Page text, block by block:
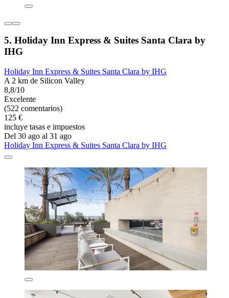
5. Holiday Inn Express & Suites Santa Clara by
IHG
Holiday Inn Express & Suites Santa Clara by IHG
A 2 km de Silicon Valley
8,8/10
Excelente
(522 comentarios)
125 €
incluye tasas e impuestos
Del 30 ago al 31 ago
Holiday Inn Express & Suites Santa Clara by IHG